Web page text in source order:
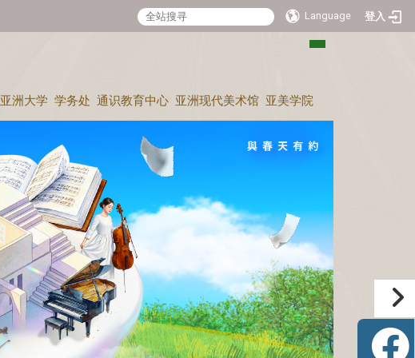
Language 登入
:::
亚洲大学 学务处 通识教育中心 亚洲现代美术馆 亚美学院